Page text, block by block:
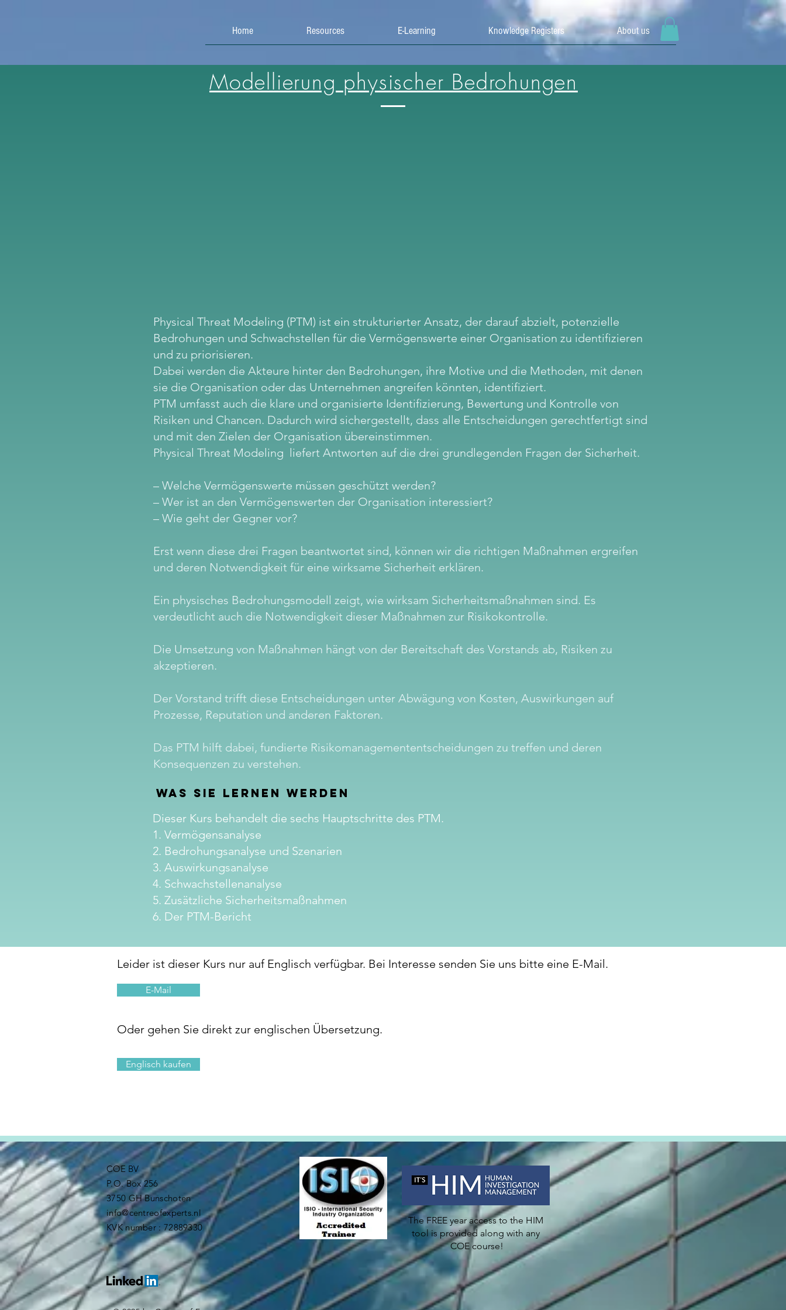
Home Resources E-Learning Knowledge Registers About us
Modellierung physischer Bedrohungen
Physical Threat Modeling (PTM) ist ein strukturierter Ansatz, der darauf abzielt, potenzielle
Bedrohungen und Schwachstellen für die Vermögenswerte einer Organisation zu identifizieren
und zu priorisieren.
Dabei werden die Akteure hinter den Bedrohungen, ihre Motive und die Methoden, mit denen
sie die Organisation oder das Unternehmen angreifen könnten, identifiziert.
PTM umfasst auch die klare und organisierte Identifizierung, Bewertung und Kontrolle von
Risiken und Chancen. Dadurch wird sichergestellt, dass alle Entscheidungen gerechtfertigt sind
und mit den Zielen der Organisation übereinstimmen.
Physical Threat Modeling liefert Antworten auf die drei grundlegenden Fragen der Sicherheit.
– Welche Vermögenswerte müssen geschützt werden?
– Wer ist an den Vermögenswerten der Organisation interessiert?
– Wie geht der Gegner vor?
Erst wenn diese drei Fragen beantwortet sind, können wir die richtigen Maßnahmen ergreifen
und deren Notwendigkeit für eine wirksame Sicherheit erklären.
Ein physisches Bedrohungsmodell zeigt, wie wirksam Sicherheitsmaßnahmen sind. Es
verdeutlicht auch die Notwendigkeit dieser Maßnahmen zur Risikokontrolle.
Die Umsetzung von Maßnahmen hängt von der Bereitschaft des Vorstands ab, Risiken zu
akzeptieren.
Der Vorstand trifft diese Entscheidungen unter Abwägung von Kosten, Auswirkungen auf
Prozesse, Reputation und anderen Faktoren.
Das PTM hilft dabei, fundierte Risikomanagemententscheidungen zu treffen und deren
Konsequenzen zu verstehen.
Was Sie lernen werden
Dieser Kurs behandelt die sechs Hauptschritte des PTM.
1. Vermögensanalyse
2. Bedrohungsanalyse und Szenarien
3. Auswirkungsanalyse
4. Schwachstellenanalyse
5. Zusätzliche Sicherheitsmaßnahmen
6. Der PTM-Bericht
Leider ist dieser Kurs nur auf Englisch verfügbar. Bei Interesse senden Sie uns bitte eine E-Mail.
​Oder gehen Sie direkt zur englischen Übersetzung.
E-Mail
Englisch kaufen
COE BV
P.O. Box 256
3750 GH Bunschoten​
info@centreofexperts.nl
KVK number : 72889330
The FREE year access to the HIM
tool is provided along with any
COE course!